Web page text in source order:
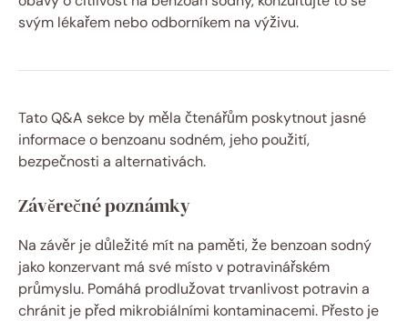
svým lékařem nebo odborníkem na výživu.
Tato Q&A sekce by měla čtenářům poskytnout jasné
informace o benzoanu sodném, jeho použití,
bezpečnosti a alternativách.
Závěrečné poznámky
Na závěr je důležité mít na paměti, že benzoan sodný
jako konzervant má své místo v potravinářském
průmyslu. Pomáhá prodlužovat trvanlivost potravin a
chránit je před mikrobiálními kontaminacemi. Přesto je